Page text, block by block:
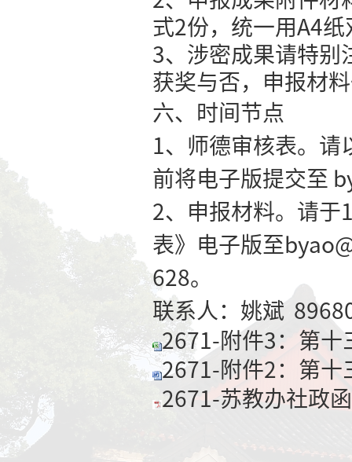
（三）校
个工作日。
（四）省
五、申报
江苏高
接受理个
（一）《
纸双面打
（二）申
人、成果
1、专著类